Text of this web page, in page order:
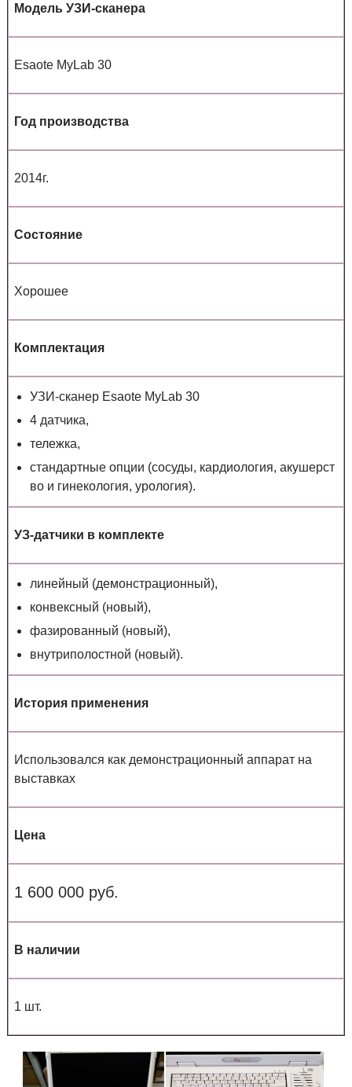
Модель УЗИ-сканера
Esaote MyLab 30
Год производства
2014г.
Состояние
Хорошее
Комплектация
УЗИ-сканер Esaote MyLab 30
4 датчика,
тележка,
стандартные опции (сосуды, кардиология, акушерст
во и гинекология, урология).
УЗ-датчики в комплекте
линейный (демонстрационный),
конвексный (новый),
фазированный (новый),
внутриполостной (новый).
История применения
Использовался как демонстрационный аппарат на
выставках
Цена
1 600 000 руб.
В наличии
1 шт.